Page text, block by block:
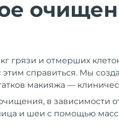
грязи и отмерших
справиться. Мы
макияжа —
в зависимости
и шеи с помощью